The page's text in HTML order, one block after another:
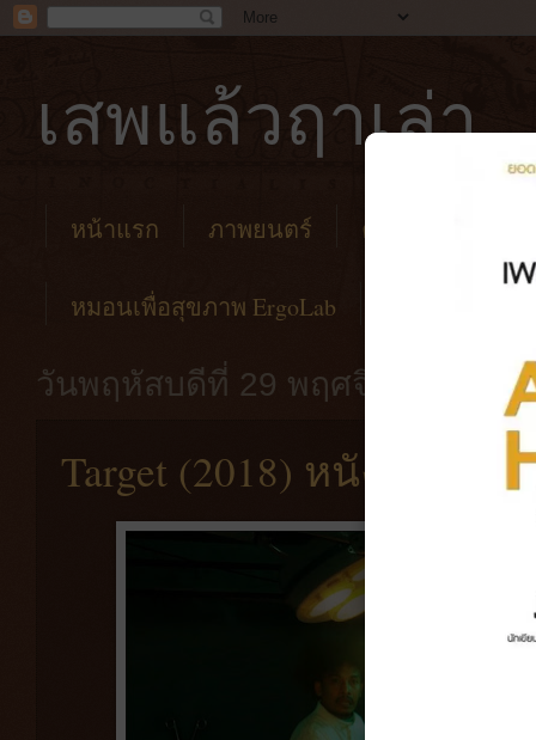
เสพแล้วฤาเล่า
หน้าแรก ภาพยนตร์ คาเฟ่
หมอนเพื่อสุขภาพ ErgoLab
วันพฤหัสบดีที่ 29 พฤศจิกายน พ.ศ.
Target (2018) หนังอินโดนี